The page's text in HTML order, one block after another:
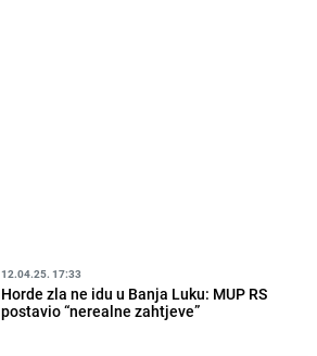
12.04.25. 17:33
Horde zla ne idu u Banja Luku: MUP RS
postavio “nerealne zahtjeve”